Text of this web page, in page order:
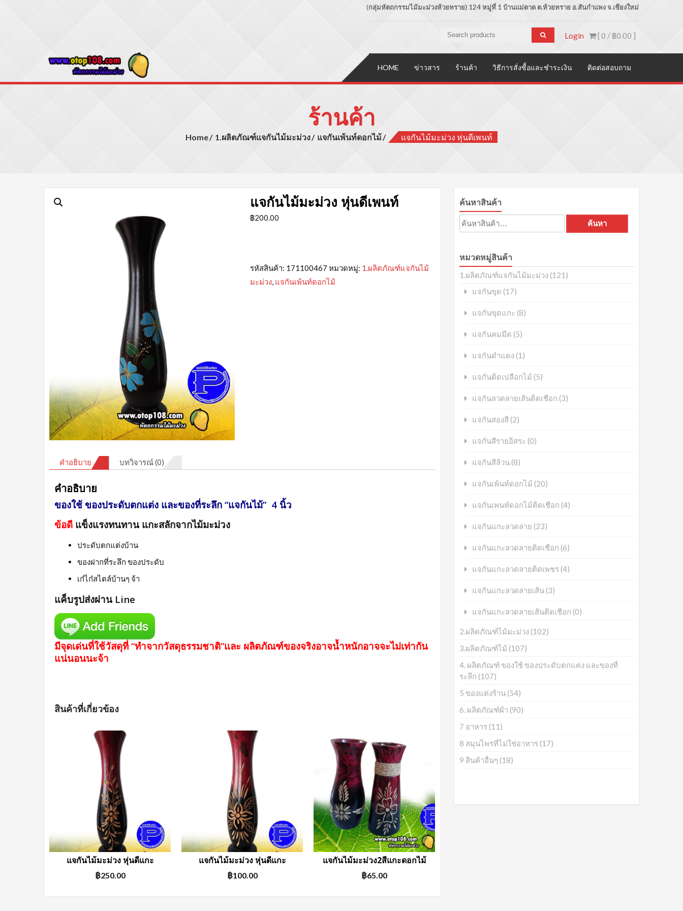
(กลุ่มหัตถกรรมไม้มะม่วงห้วยทราย) 124 หมู่ที่ 1 บ้านแม่ตาด ต.ห้วยทราย อ.สันกำแพง จ.เชียงใหม่
[ 0 / ฿0.00 ]
Login
HOME ข่าวสาร ร้านค้า วิธีการสั่งซื้อและชำระเงิน ติดต่อสอบถาม
ร้านค้า
Home 1.ผลิตภัณฑ์แจกันไม้มะม่วง แจกันเพ้นท์ดอกไม้ แจกันไม้มะม่วง หุ่นดีเพนท์
แจกันไม้มะม่วง หุ่นดีเพนท์
฿200.00
รหัสสินค้า: 171100467 หมวดหมู่: 1.ผลิตภัณฑ์แจกันไม้
มะม่วง, แจกันเพ้นท์ดอกไม้
คำอธิบาย บทวิจารณ์ (0)
คำอธิบาย
ของใช้ ของประดับตกแต่ง และของที่ระลึก “แจกันไม้” 4 นิ้ว
ข้อดี แข็งแรงทนทาน แกะสลักจากไม้มะม่วง
ประดับตกแต่งบ้าน
ของฝากที่ระลึก ของประดับ
เก๋ไก๋สไตล์บ้านๆ จ้า
แค็บรูปส่งผ่าน Line
มีจุดเด่นที่ใช้วัสดุที่ “ทำจากวัสดุธรรมชาติ”และ ผลิตภัณฑ์ของจริงอาจน้ำหนักอาจจะไม่เท่ากัน
แน่นอนนะจ้า
สินค้าที่เกี่ยวข้อง
แจกันไม้มะม่วง หุ่นดีแกะ
฿250.00
แจกันไม้มะม่วง หุ่นดีแกะ
฿100.00
แจกันไม้มะม่วง2สีแกะดอกไม้
฿65.00
ค้นหาสินค้า
ค้นหา: ค้นหา
หมวดหมู่สินค้า
1.ผลิตภัณฑ์แจกันไม้มะม่วง (121)
แจกันขุด (17)
แจกันขุดแกะ (8)
แจกันคมมีด (5)
แจกันดำแดง (1)
แจกันติดเปลือกไม้ (5)
แจกันลวดลายเส้นติดเชือก (3)
แจกันสองสี (2)
แจกันสีรายอิสระ (0)
แจกันสีล้วน (8)
แจกันเพ้นท์ดอกไม้ (20)
แจกันเพนท์ดอกไม้ติดเชือก (4)
แจกันแกะลวดลาย (23)
แจกันแกะลวดลายติดเชือก (6)
แจกันแกะลวดลายติดเพชร (4)
แจกันแกะลวดลายเส้น (3)
แจกันแกะลวดลายเส้นติดเชือก (0)
2.ผลิตภัณฑ์ไม้มะม่วง (102)
3.ผลิตภัณฑ์ไม้ (107)
4. ผลิตภัณฑ์ ของใช้ ของประดับตกแต่ง และของที่
ระลึก (107)
5 ของแต่งร้าน (54)
6. ผลิตภัณฑ์ผ้า (90)
7 อาหาร (11)
8 สมุนไพรที่ไม่ใช่อาหาร (17)
9 สินค้าอื่นๆ (18)